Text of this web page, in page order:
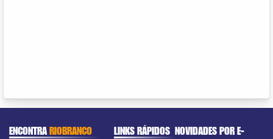
ENCONTRARIOBRANCO LINKS RÁPIDOS NOVIDADES POR E-